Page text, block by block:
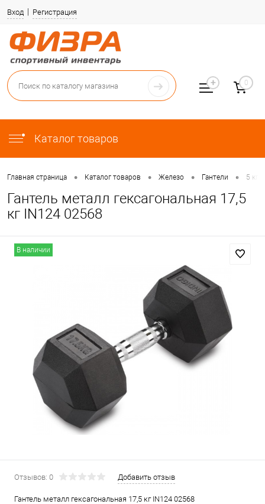
Вход Регистрация
Каталог товаров
0
Главная страница • Каталог товаров • Железо • Гантели • 5 кг
Гантель металл гексагональная 17,5
кг IN124 02568
В наличии
Отзывов: 0 Добавить отзыв
Гантель металл гексагональная 17,5 кг IN124 02568